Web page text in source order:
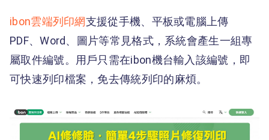
ibon雲端列印網支援從手機、平板或電腦上傳
PDF、Word、圖片等常見格式，系統會產生一組專
屬取件編號。用戶只需在ibon機台輸入該編號，即
可快速列印檔案，免去傳統列印的麻煩。